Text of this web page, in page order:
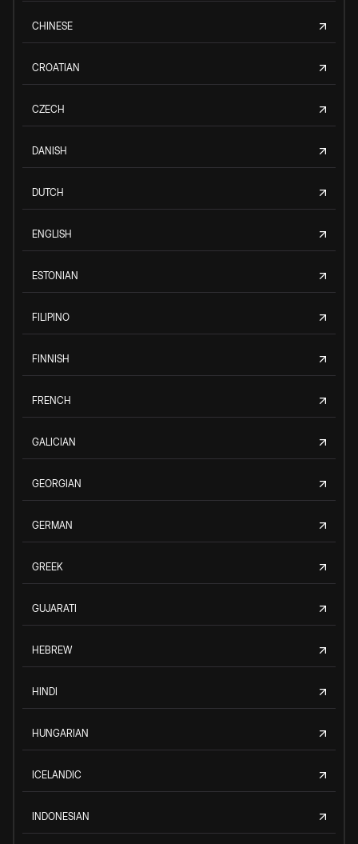
CHINESE
CROATIAN
CZECH
DANISH
DUTCH
ENGLISH
ESTONIAN
FILIPINO
FINNISH
FRENCH
GALICIAN
GEORGIAN
GERMAN
GREEK
GUJARATI
HEBREW
HINDI
HUNGARIAN
ICELANDIC
INDONESIAN